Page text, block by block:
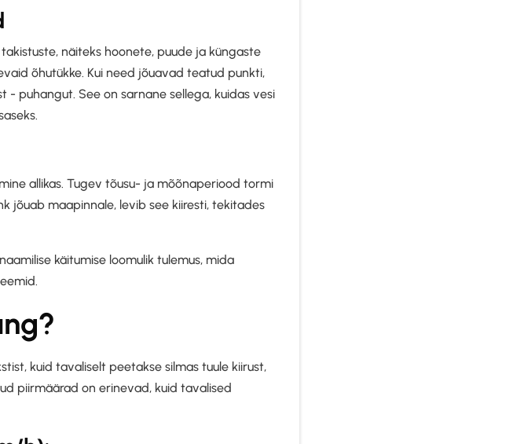
näiteks hoonete, puude ja küngaste
õhutükke. Kui need jõuavad teatud punkti,
puhangut. See on sarnane sellega, kuidas vesi
allikas. Tugev tõusu- ja mõõnaperiood tormi
jõuab maapinnale, levib see kiiresti, tekitades
käitumise loomulik tulemus, mida
kuid tavaliselt peetakse silmas tuule kiirust,
piirmäärad on erinevad, kuid tavalised